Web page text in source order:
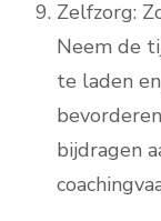
Zelfzorg:
Neem de
te laden
bijdragen